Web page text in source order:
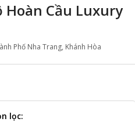
Hoàn Cầu Luxury
Phố Nha Trang, Khánh Hòa
lọc: